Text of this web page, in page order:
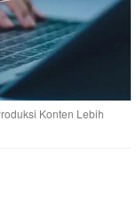
Konten Lebih